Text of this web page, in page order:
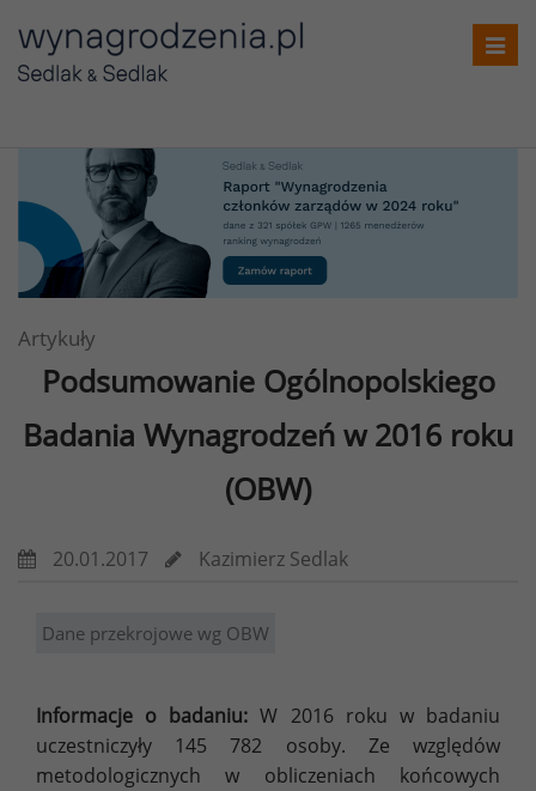
Artykuły
Podsumowanie Ogólnopolskiego
Badania Wynagrodzeń w 2016 roku
(OBW)
20.01.2017 Kazimierz Sedlak
Dane przekrojowe wg OBW
Informacje o badaniu: W 2016 roku w badaniu
uczestniczyły 145 782 osoby. Ze względów
metodologicznych w obliczeniach końcowych